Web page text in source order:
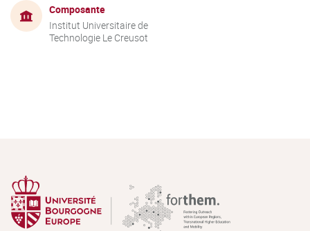
Composante
Institut Universitaire de
Technologie Le Creusot